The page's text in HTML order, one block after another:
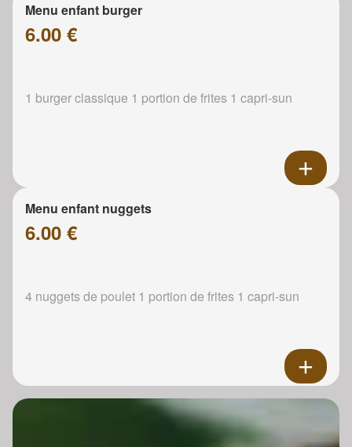
Menu enfant burger
6.00 €
1 burger classique 1 portion de frites 1 capri-sun
Menu enfant nuggets
6.00 €
4 nuggets de poulet 1 portion de frites 1 capri-sun